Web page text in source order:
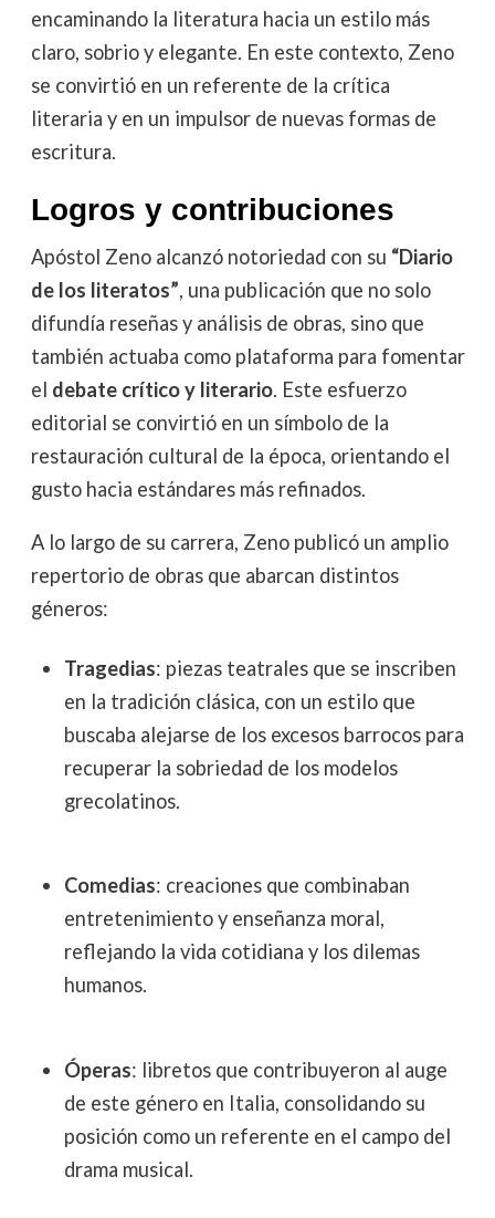
encaminando la literatura hacia un estilo más
claro, sobrio y elegante. En este contexto, Zeno
se convirtió en un referente de la crítica
literaria y en un impulsor de nuevas formas de
escritura.
Logros y contribuciones
Apóstol Zeno alcanzó notoriedad con su “Diario
de los literatos”, una publicación que no solo
difundía reseñas y análisis de obras, sino que
también actuaba como plataforma para fomentar
el debate crítico y literario. Este esfuerzo
editorial se convirtió en un símbolo de la
restauración cultural de la época, orientando el
gusto hacia estándares más refinados.
A lo largo de su carrera, Zeno publicó un amplio
repertorio de obras que abarcan distintos
géneros:
Tragedias: piezas teatrales que se inscriben
en la tradición clásica, con un estilo que
buscaba alejarse de los excesos barrocos para
recuperar la sobriedad de los modelos
grecolatinos.
Comedias: creaciones que combinaban
entretenimiento y enseñanza moral,
reflejando la vida cotidiana y los dilemas
humanos.
Óperas: libretos que contribuyeron al auge
de este género en Italia, consolidando su
posición como un referente en el campo del
drama musical.